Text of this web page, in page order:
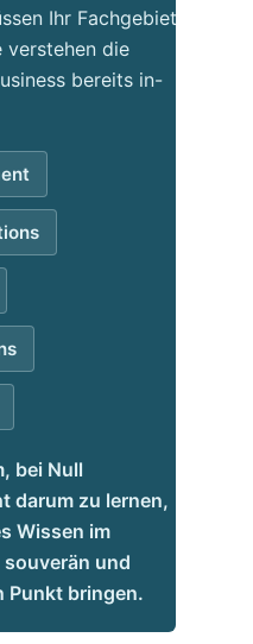
Ihr Fachgebiet
verstehen die
bereits in-
bei Null
darum zu lernen,
Wissen im
und
Punkt bringen.